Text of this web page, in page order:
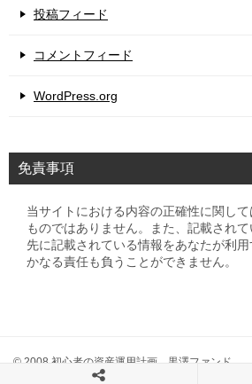
投稿フィード
コメントフィード
WordPress.org
免責事項
当サイトにおける内容の正確性に関し
ものではありません。また、記載され
先に記載されている情報をあなたが利
かなる責任も負うことができません。
© 2008 初心者の資産運用計画 黒澤ファンド